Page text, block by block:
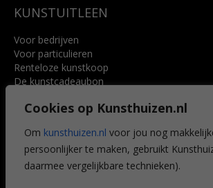
Cookies op Kunsthuizen.nl
Om kunsthuizen.nl voor jou nog
persoonlijker te maken, gebruikt
daarmee vergelijkbare technieken).
KUNSTUITLEEN
Voor bedrijven
Voor particulieren
Renteloze kunstkoop
De kunstcadeaubon
Voordelen
Veelgestelde vragen
CONTACT